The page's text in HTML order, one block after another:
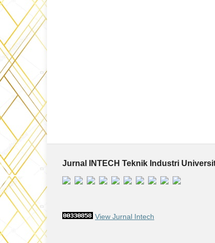
Jurnal INTECH Teknik Industri
View Jurnal Intech